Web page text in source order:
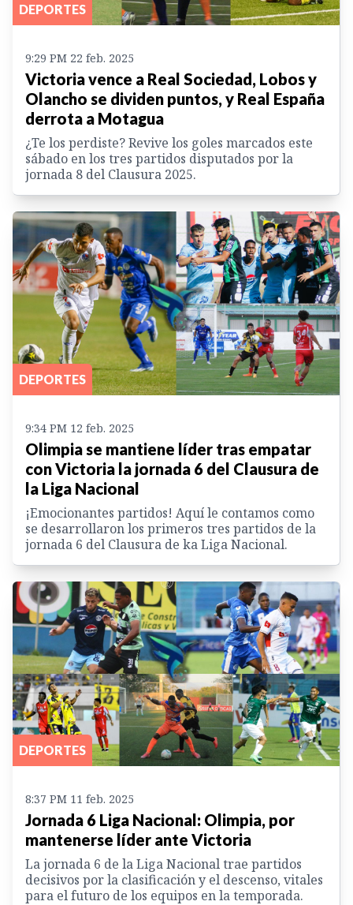
DEPORTES
9:29 PM 22 feb. 2025
Victoria vence a Real Sociedad, Lobos y
Olancho se dividen puntos, y Real España
derrota a Motagua
¿Te los perdiste? Revive los goles marcados este
sábado en los tres partidos disputados por la
jornada 8 del Clausura 2025.
DEPORTES
9:34 PM 12 feb. 2025
Olimpia se mantiene líder tras empatar
con Victoria la jornada 6 del Clausura de
la Liga Nacional
¡Emocionantes partidos! Aquí le contamos como
se desarrollaron los primeros tres partidos de la
jornada 6 del Clausura de ka Liga Nacional.
DEPORTES
8:37 PM 11 feb. 2025
Jornada 6 Liga Nacional: Olimpia, por
mantenerse líder ante Victoria
La jornada 6 de la Liga Nacional trae partidos
decisivos por la clasificación y el descenso, vitales
para el futuro de los equipos en la temporada.